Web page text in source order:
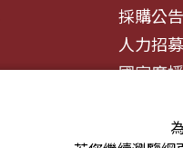
採購公告
人力招募
國家廣